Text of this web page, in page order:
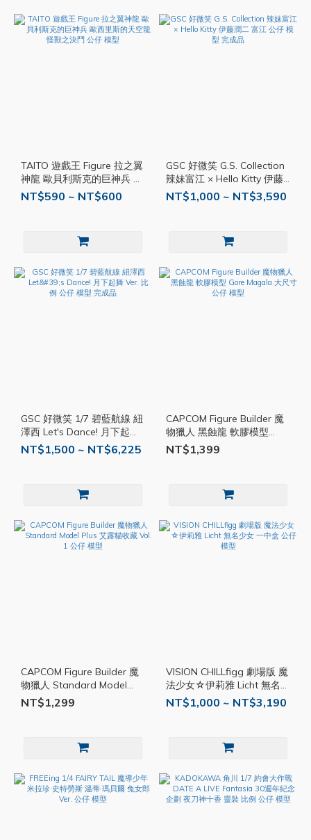
TAITO 遊戲王 Figure 拉之翼
神龍 歐貝利斯克的巨神兵 歐
西里斯的天空龍 怪獸之決鬥
公仔 模型
NT$590 ~ NT$600
GSC 好微笑 G.S. Collection
辣妹富江 × Hello Kitty 伊藤
潤二 富江 公仔 模型 完成品
NT$1,000 ~ NT$3,590
GSC 好微笑 1/7 碧藍航線 紐
澤西 Let's Dance! 月下起舞
Ver. 比例 公仔 模型 完成品
NT$1,500 ~ NT$6,225
CAPCOM Figure Builder 魔
物獵人 黑蝕龍 軟膠模型
Gore Magala 大尺寸 公仔
NT$1,399
CAPCOM Figure Builder 魔
物獵人 Standard Model
Plus 艾露貓收藏 Vol. 1 公仔
NT$1,299
VISION CHILLfigg 劇場版 魔
法少女☆伊莉雅 Licht 無名少
女 一中盒 公仔 模型
NT$1,000 ~ NT$3,190